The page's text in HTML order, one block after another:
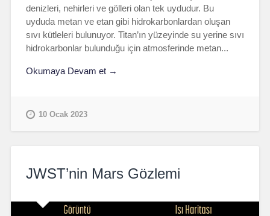
denizleri, nehirleri ve gölleri olan tek uydudur. Bu
uyduda metan ve etan gibi hidrokarbonlardan oluşan
sıvı kütleleri bulunuyor. Titan’ın yüzeyinde su yerine sıvı
hidrokarbonlar bulunduğu için atmosferinde metan...
Okumaya Devam et →
10 Ocak 2023
JWST’nin Mars Gözlemi